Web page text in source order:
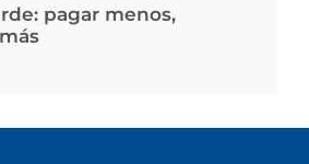
pagar menos,